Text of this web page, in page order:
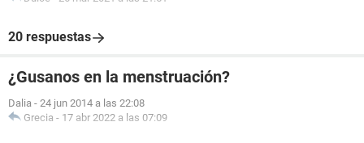
20 respuestas
¿Gusanos en la menstruación?
Dalia - 24 jun 2014 a las 22:08
Grecia - 17 abr 2022 a las 07:09